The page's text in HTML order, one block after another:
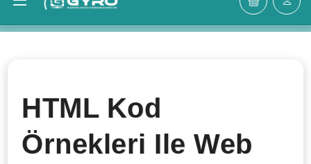
HTML Kod
Örnekleri Ile Web